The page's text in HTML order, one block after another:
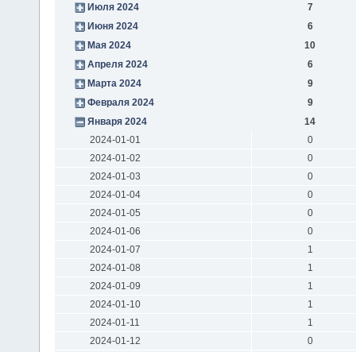
Июля 2024
7
Июня 2024
6
Мая 2024
10
Апреля 2024
6
Марта 2024
9
Февраля 2024
9
Января 2024
14
2024-01-01
0
2024-01-02
0
2024-01-03
0
2024-01-04
0
2024-01-05
0
2024-01-06
0
2024-01-07
1
2024-01-08
1
2024-01-09
1
2024-01-10
1
2024-01-11
1
2024-01-12
0